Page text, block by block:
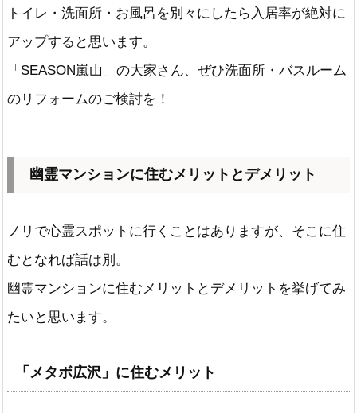
トイレ・洗面所・お風呂を別々にしたら入居率が絶対に
アップすると思います。
「SEASON嵐山」の大家さん、ぜひ洗面所・バスルーム
のリフォームのご検討を！
幽霊マンションに住むメリットとデメリット
ノリで心霊スポットに行くことはありますが、そこに住
むとなれば話は別。
幽霊マンションに住むメリットとデメリットを挙げてみ
たいと思います。
「メタボ広沢」に住むメリット